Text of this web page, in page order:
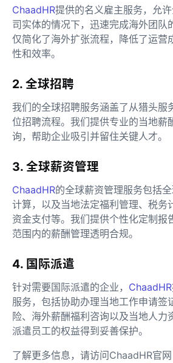
ChaadHR提供的名义雇主服务，允
司实体的情况下，迅速完成海外团队
仅简化了海外扩张流程，降低了运营
性和效率。
2. 全球招聘
我们的全球招聘服务涵盖了从猎头服
位招聘流程。我们提供专业的当地薪
询，帮助企业吸引并留住关键人才。
3. 全球薪资管理
ChaadHR的全球薪资管理服务包括
计算，以及当地法定福利管理、税务
资金支付等。我们提供个性化定制报
范围内的薪酬管理透明合规。
4. 国际派遣
针对需要国际派遣的企业， ChaadHR
服务，包括协助办理当地工作申请签
险、海外薪酬福利咨询以及当地人力
派遣员工的权益得到妥善保护。
了解更多信息，请访问ChaadHR官网